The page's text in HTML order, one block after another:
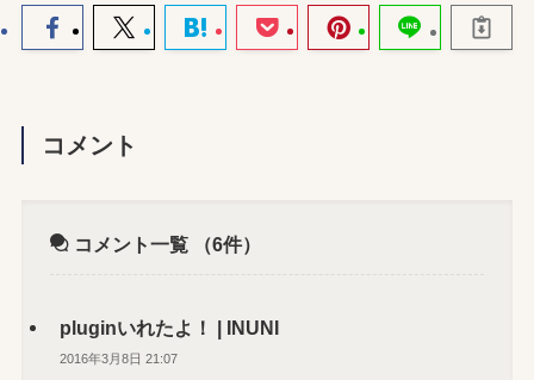
コメント
コメント一覧 （6件）
pluginいれたよ！ | INUNI
2016年3月8日 21:07